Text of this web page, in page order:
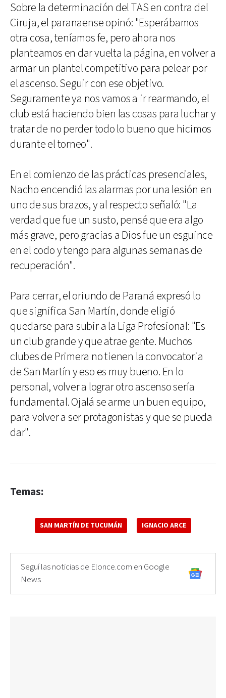
Sobre la determinación del TAS en contra del
Ciruja, el paranaense opinó: "Esperábamos
otra cosa, teníamos fe, pero ahora nos
planteamos en dar vuelta la página, en volver a
armar un plantel competitivo para pelear por
el ascenso. Seguir con ese objetivo.
Seguramente ya nos vamos a ir rearmando, el
club está haciendo bien las cosas para luchar y
tratar de no perder todo lo bueno que hicimos
durante el torneo".
En el comienzo de las prácticas presenciales,
Nacho encendió las alarmas por una lesión en
uno de sus brazos, y al respecto señaló: "La
verdad que fue un susto, pensé que era algo
más grave, pero gracias a Dios fue un esguince
en el codo y tengo para algunas semanas de
recuperación".
Para cerrar, el oriundo de Paraná expresó lo
que significa San Martín, donde eligió
quedarse para subir a la Liga Profesional: "Es
un club grande y que atrae gente. Muchos
clubes de Primera no tienen la convocatoria
de San Martín y eso es muy bueno. En lo
personal, volver a lograr otro ascenso sería
fundamental. Ojalá se arme un buen equipo,
para volver a ser protagonistas y que se pueda
dar".
Temas:
SAN MARTÍN DE TUCUMÁN IGNACIO ARCE
Seguí las noticias de Elonce.com en Google
News